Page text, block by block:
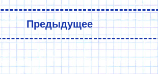
Предыдущее